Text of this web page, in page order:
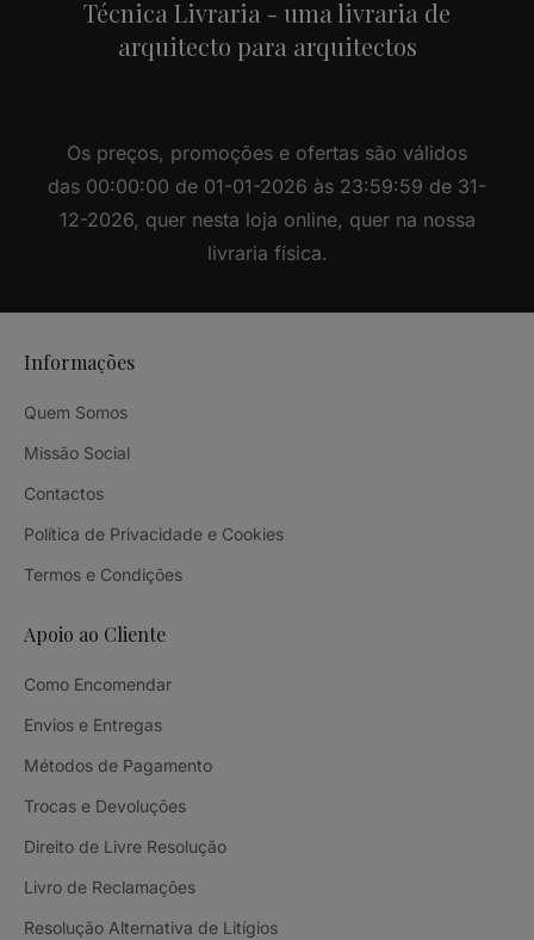
Técnica Livraria - uma livraria de
arquitecto para arquitectos
Os preços, promoções e ofertas são válidos
das 00:00:00 de 01-01-2026 às 23:59:59 de 31-
12-2026, quer nesta loja online, quer na nossa
livraria física.
Informações
Quem Somos
Missão Social
Contactos
Política de Privacidade e Cookies
Termos e Condições
Apoio ao Cliente
Como Encomendar
Envios e Entregas
Métodos de Pagamento
Trocas e Devoluções
Direito de Livre Resolução
Livro de Reclamações
Resolução Alternativa de Litígios